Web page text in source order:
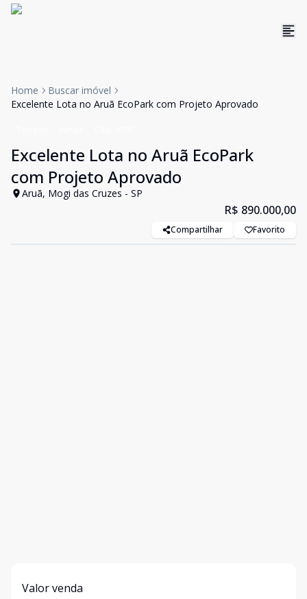
Home
Buscar imóvel
Excelente Lota no Aruã EcoPark com Projeto Aprovado
Excelente Lota no Aruã EcoPark
com Projeto Aprovado
Aruã, Mogi das Cruzes - SP
R$ 890.000,00
Compartilhar Favorito
Valor venda